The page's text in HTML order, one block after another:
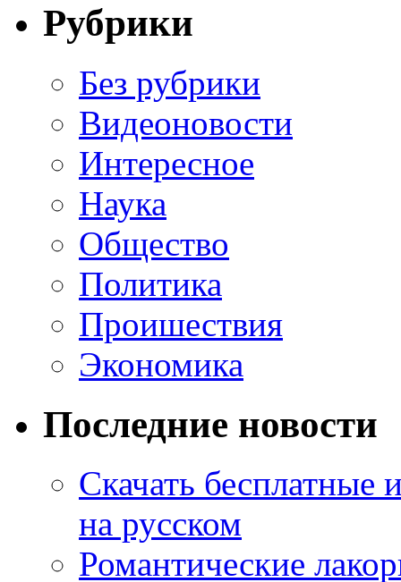
Рубрики
Без рубрики
Видеоновости
Интересное
Наука
Общество
Политика
Проишествия
Экономика
Последние новости
Скачать
на русском
Романтические